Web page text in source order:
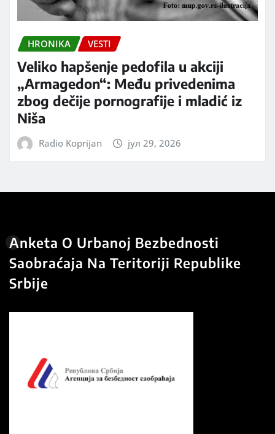
HRONIKA VESTI
Veliko hapšenje pedofila u akciji
„Armagedon“: Među privedenima
zbog dečije pornografije i mladić iz
Niša
Radio Koprijan јул 29, 2026
Anketa O Urbanoj Bezbednosti
Saobraćaja Na Teritoriji Republike
Srbije